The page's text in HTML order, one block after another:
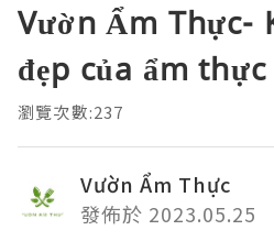
Vườn Ẩm Thực-
đẹp của ẩm thực
瀏覽次數:237
Vườn Ẩm Thực
發佈於 2023.05.25